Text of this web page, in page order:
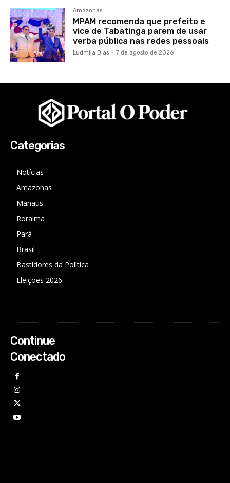
Amazonas
MPAM recomenda que prefeito e
vice de Tabatinga parem de usar
verba pública nas redes pessoais
Ludmila Dias - 7 de agosto de 2026
Categorias
Notícias
Amazonas
Manaus
Roraima
Pará
Brasil
Bastidores da Política
Eleições 2026
Continue
Conectado